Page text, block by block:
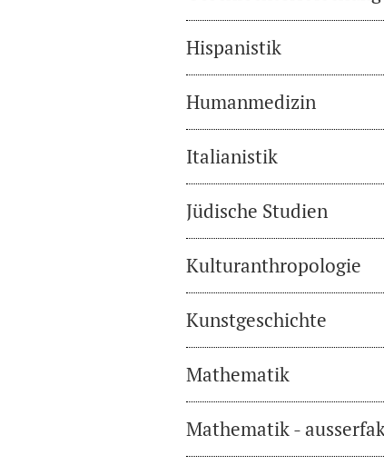
Hispanistik
Humanmedizin
Italianistik
Jüdische Studien
Kulturanthropologie
Kunstgeschichte
Mathematik
Mathematik -